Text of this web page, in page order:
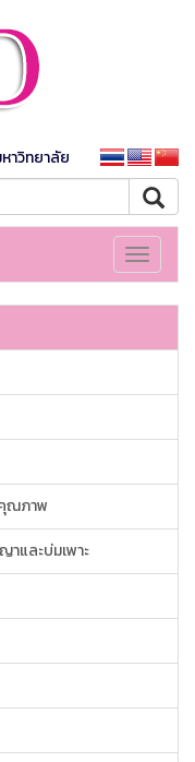
าวิทยาลัย
Toggle
ณภาพ
และบ่มเพาะ